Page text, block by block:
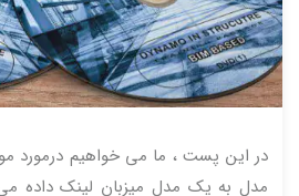
در این پست ، ما می خواهیم درمورد
مدل به یک مدل میزبان لینک داده